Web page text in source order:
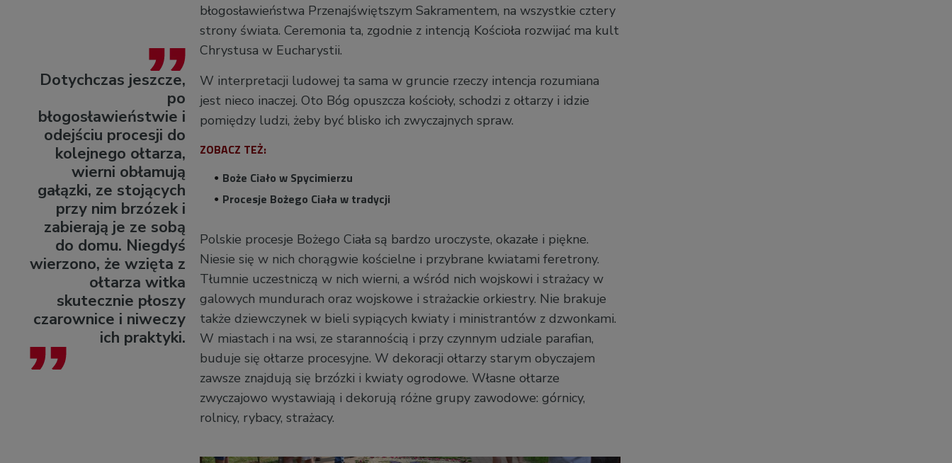
błogosławieństwa Przenajświętszym Sakramentem, na wszystkie cztery
strony świata. Ceremonia ta, zgodnie z intencją Kościoła rozwijać ma kult
Chrystusa w Eucharystii.
Dotychczas jeszcze,
po
błogosławieństwie i
odejściu procesji do
kolejnego ołtarza,
wierni obłamują
gałązki, ze stojących
przy nim brzózek i
zabierają je ze sobą
do domu. Niegdyś
wierzono, że wzięta z
ołtarza witka
skutecznie płoszy
czarownice i niweczy
ich praktyki.
W interpretacji ludowej ta sama w gruncie rzeczy intencja rozumiana
jest nieco inaczej. Oto Bóg opuszcza kościoły, schodzi z ołtarzy i idzie
pomiędzy ludzi, żeby być blisko ich zwyczajnych spraw.
ZOBACZ TEŻ:
Boże Ciało w Spycimierzu
Procesje Bożego Ciała w tradycji
Polskie procesje Bożego Ciała są bardzo uroczyste, okazałe i piękne.
Niesie się w nich chorągwie kościelne i przybrane kwiatami feretrony.
Tłumnie uczestniczą w nich wierni, a wśród nich wojskowi i strażacy w
galowych mundurach oraz wojskowe i strażackie orkiestry. Nie brakuje
także dziewczynek w bieli sypiących kwiaty i ministrantów z dzwonkami.
W miastach i na wsi, ze starannością i przy czynnym udziale parafian,
buduje się ołtarze procesyjne. W dekoracji ołtarzy starym obyczajem
zawsze znajdują się brzózki i kwiaty ogrodowe. Własne ołtarze
zwyczajowo wystawiają i dekorują różne grupy zawodowe: górnicy,
rolnicy, rybacy, strażacy.